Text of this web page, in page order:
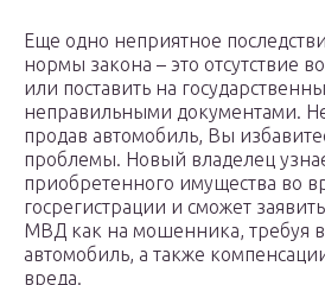
Еще одно неприятное
нормы закона – это отсутствие
или поставить на
неправильными документами. Не
продав автомобиль, Вы
проблемы. Новый владелец
приобретенного имущества во
госрегистрации и сможет
МВД как на мошенника, требуя
автомобиль, а также
вреда.